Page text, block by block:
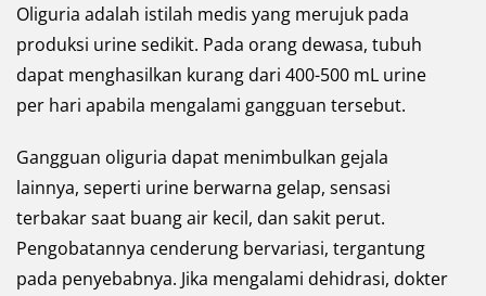
Oliguria adalah istilah medis yang merujuk pada
produksi urine sedikit. Pada orang dewasa, tubuh
dapat menghasilkan kurang dari 400-500 mL urine
per hari apabila mengalami gangguan tersebut.
Gangguan oliguria dapat menimbulkan gejala
lainnya, seperti urine berwarna gelap, sensasi
terbakar saat buang air kecil, dan sakit perut.
Pengobatannya cenderung bervariasi, tergantung
pada penyebabnya. Jika mengalami dehidrasi, dokter